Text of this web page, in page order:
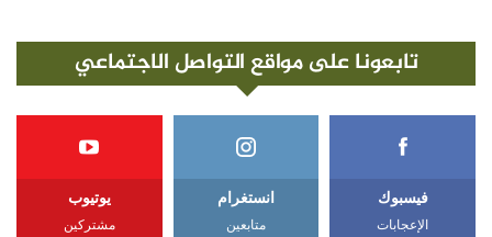
تابعونا على مواقع التواصل الاجتماعي
فيسبوك
الإعجابات
انستغرام
متابعين
يوتيوب
مشتركين